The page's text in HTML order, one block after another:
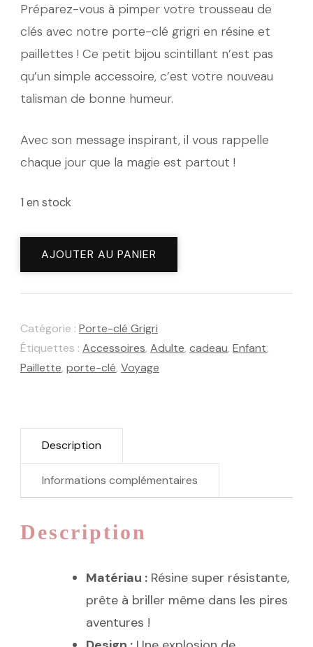
Préparez-vous à pimper votre trousseau de
clés avec notre porte-clé grigri en résine et
paillettes ! Ce petit bijou scintillant n’est pas
qu’un simple accessoire, c’est votre nouveau
talisman de bonne humeur.
Avec son message inspirant, il vous rappelle
chaque jour que la magie est partout !
1 en stock
quantité
Grigri
Nacre
AJOUTER AU PANIER
Catégorie : Porte-clé Grigri
Étiquettes : Accessoires, Adulte, cadeau, Enfant,
Paillette, porte-clé, Voyage
Description
Informations complémentaires
Description
Matériau : Résine super résistante,
prête à briller même dans les pires
aventures !